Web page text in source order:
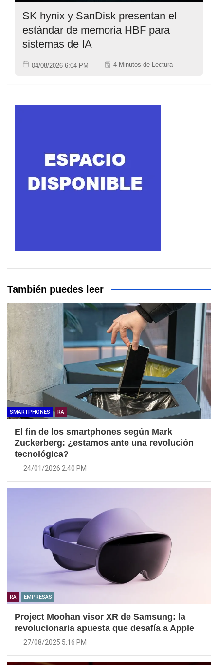
SK hynix y SanDisk presentan el
estándar de memoria HBF para
sistemas de IA
04/08/2026 6:04 PM 4 Minutos de Lectura
También puedes leer
SMARTPHONES RA
El fin de los smartphones según Mark
Zuckerberg: ¿estamos ante una revolución
tecnológica?
24/01/2026 2:40 PM
RA EMPRESAS
Project Moohan visor XR de Samsung: la
revolucionaria apuesta que desafía a Apple
27/08/2025 5:16 PM